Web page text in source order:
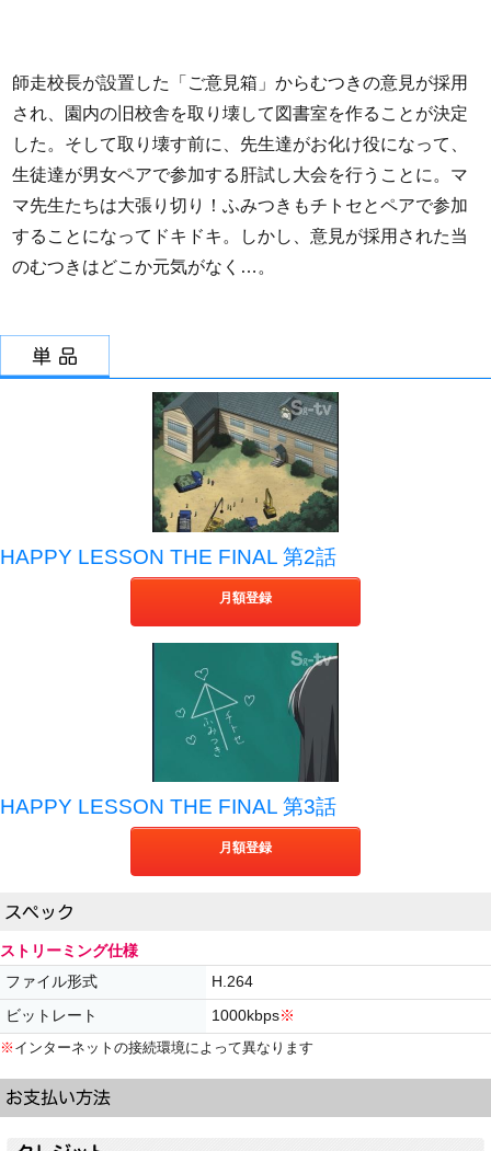
師走校長が設置した「ご意見箱」からむつきの意見が採用
され、園内の旧校舎を取り壊して図書室を作ることが決定
した。そして取り壊す前に、先生達がお化け役になって、
生徒達が男女ペアで参加する肝試し大会を行うことに。マ
マ先生たちは大張り切り！ふみつきもチトセとペアで参加
することになってドキドキ。しかし、意見が採用された当
のむつきはどこか元気がなく…。
HAPPY LESSON THE FINAL 第2話
月額登録
HAPPY LESSON THE FINAL 第3話
月額登録
ストリーミング仕様
ファイル形式 H.264
ビットレート 1000kbps※
※ インターネットの接続環境によって異なります